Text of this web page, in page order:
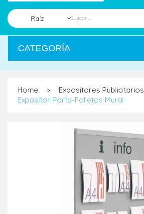
Raíz
CATEGORÍA
Home > Expositores Publicitarios
Expositor Porta-Folletos Mural